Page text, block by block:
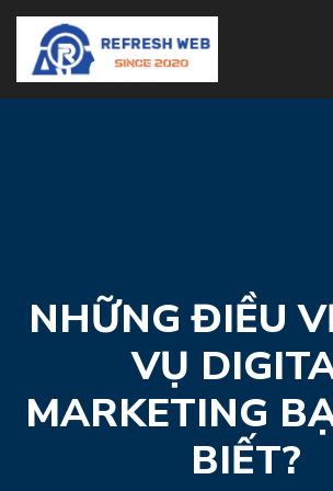
NHỮNG ĐIỀU
VỤ
MARKETING
BIẾT?